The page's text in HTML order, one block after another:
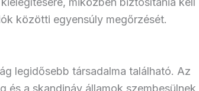
közötti egyensúly megőrzését.
legidősebb társadalma található. Az
és a skandináv államok szembesülnek